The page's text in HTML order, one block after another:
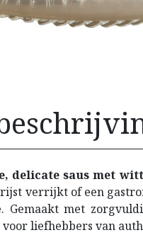
delicate saus met
verrijkt of een
Gemaakt met
liefhebbers van